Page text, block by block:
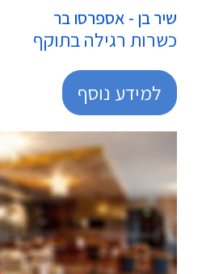
שיר בן - אספרסו בר
כשרות רגילה בתוקף
למידע נוסף